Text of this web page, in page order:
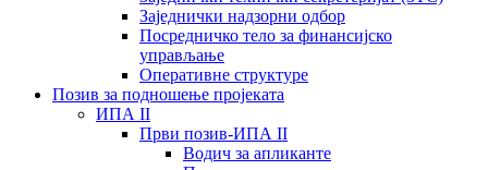
Заједнички надзорни одбор
Посредничко тело за финансијско
управљање
Oперативне структуре
Позив за подношење пројеката
ИПА II
Први позив-ИПА II
Водич за апликанте